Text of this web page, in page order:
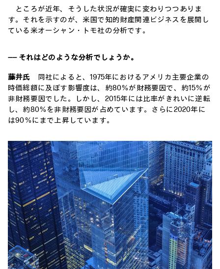
ところが近年、そうした状況が確実に変わりつつありま
す。それを示すのが、米国で知的財産関連ビジネスを展開し
ている米オーシャン・トモ社の分析です。
―― それはどのような分析でしょうか。
藤井氏 同社によると、1975年におけるアメリカ主要企業の
時価総額に及ぼす影響度は、約80％が財務要因で、約15％が
非財務要因でした。しかし、2015年には比率がきれいに逆転
し、約80％を非財務要因が占めています。さらに2020年に
は90％にまで上昇しています。